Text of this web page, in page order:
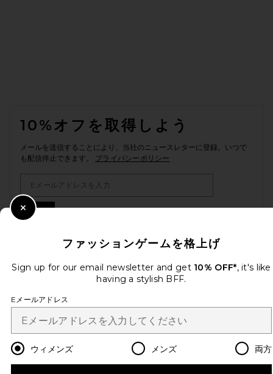
10%オフを取得しよう
メールを送信することにより、当社のニュースレターに登録。いつで
も配信停止できます。 プライバシーポリシー
Change Country Regions
ja USD
改善にご協力ください！
本日のお買い物に関する簡単なアンケートを実施しております
カスタマーサービス
ファッションゲームを格上げ
Sign up for our email newsletter and get 10% OFF*, it's like
having a stylish BFF.
Eメールアドレス
ウィメンズ メンズ 両方
Close Modal